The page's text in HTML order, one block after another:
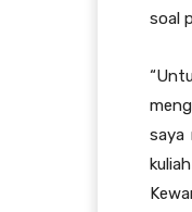
soal
saya